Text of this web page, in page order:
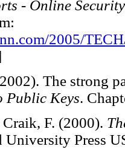
- Online Security
2005/
The strong
Public Keys.
F. (2000).
Press